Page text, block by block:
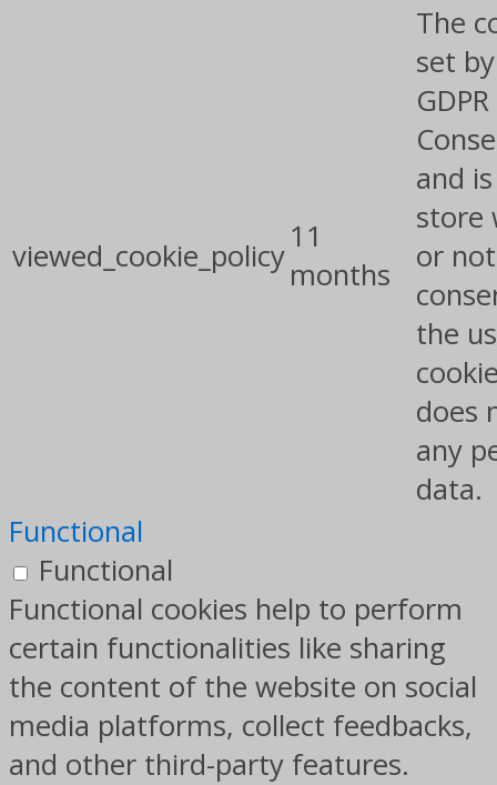
viewed_cookie_policy
11
months
The
set
and
store
or
the
does
any
data.
Functional
Functional
Functional cookies help to perform
certain functionalities like sharing
the content of the website on social
media platforms, collect feedbacks,
and other third-party features.